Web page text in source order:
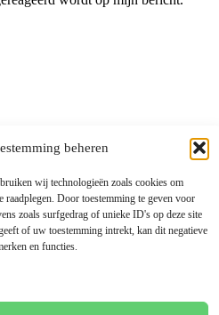
beheren
wij technologieën zoals cookies om
raadplegen. Door toestemming te geven voor
zoals surfgedrag of unieke ID's op deze site
of uw toestemming intrekt, kan dit negatieve
en functies.